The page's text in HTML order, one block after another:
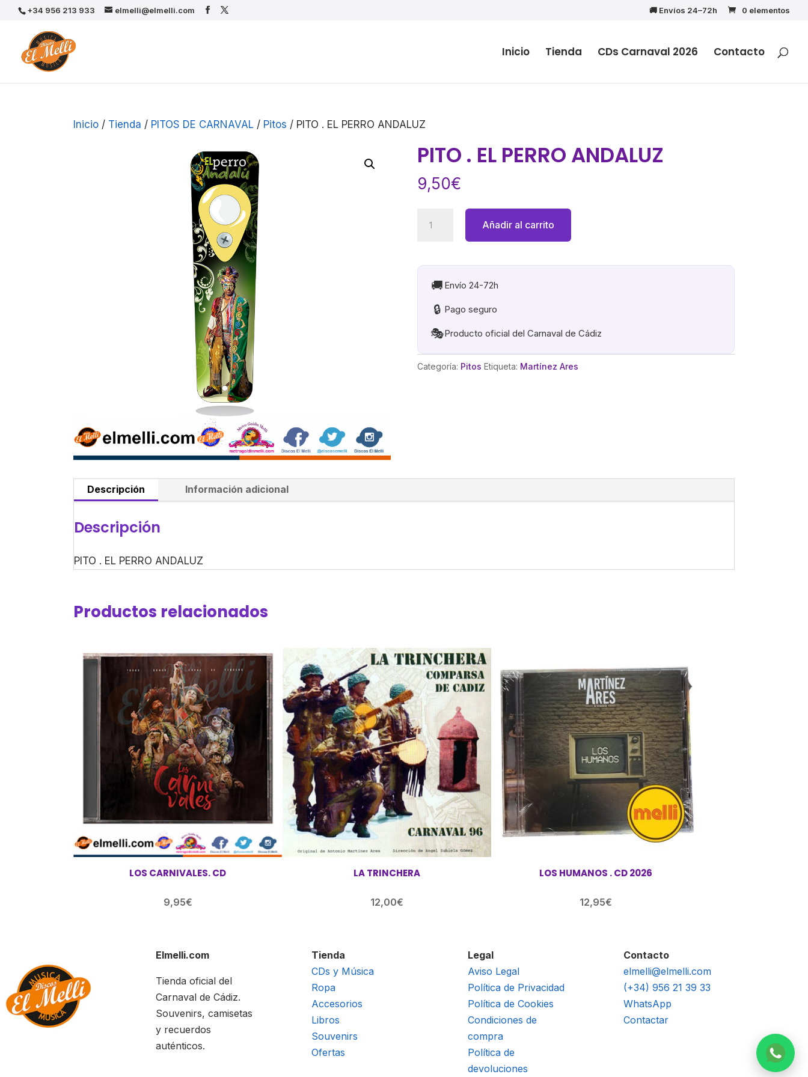
+34 956 213 933 elmelli@elmelli.com 🚚 Envíos 24–72h 0 elementos
Inicio Tienda CDs Carnaval 2026 Contacto
Inicio / Tienda / PITOS DE CARNAVAL / Pitos / PITO . EL PERRO ANDALUZ
PITO . EL PERRO ANDALUZ
9,50€
PERRO
ANDALUZ
Añadir al carrito
🚚 Envío 24-72h
🔒 Pago seguro
🎭Producto oficial del Carnaval de Cádiz
Categoría: Pitos Etiqueta: Martínez Ares
Descripción Información adicional
Descripción
PITO . EL PERRO ANDALUZ
Productos relacionados
LOS CARNIVALES. CD
9,95€
LA TRINCHERA
12,00€
LOS HUMANOS . CD 2026
12,95€
Elmelli.com
Tienda oficial del
Carnaval de Cádiz.
Souvenirs, camisetas
y recuerdos
auténticos.
Tienda
CDs y Música
Ropa
Accesorios
Libros
Souvenirs
Ofertas
Legal
Aviso Legal
Política de Privacidad
Política de Cookies
Condiciones de
compra
Política de
devoluciones
Contacto
elmelli@elmelli.com
(+34) 956 21 39 33
WhatsApp
Contactar